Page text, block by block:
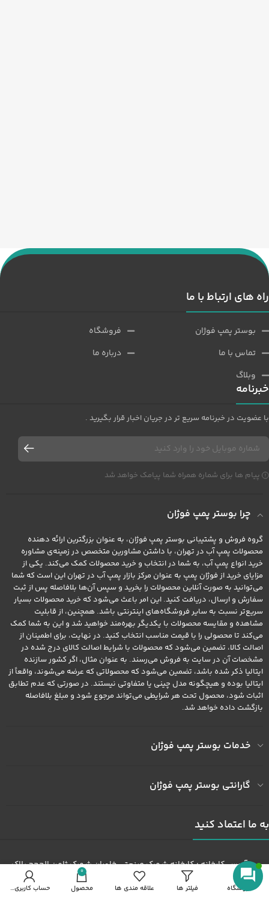
راه های ارتباط با ما
بوستر پمپ فوژان
تماس با ما
وبلاگ
فروشگاه
درباره ما
خبرنامه
با عضویت در خبرنامه سریع تر در جریان اخبار قرار بگیرید .
پیام ها برای شماره همراه شما پیامک خواهد شد
چرا بوستر پمپ فوژان
گروه فروش و پشتیبانی بوستر پمپ فوژان، به عنوان بزرگترین ارائه دهنده
محصولات پمپ آب در تهران، با داشتن مشاورین متخصص در زمینه‌ی مشاوره
خرید انواع پمپ آب، به شما در انتخاب و خرید محصولات کمک می‌کند. یکی از
مزایای خرید از فوژان پمپ به عنوان مرکز بازار پمپ آب در تهران این است که شما
می‌توانید به صورت آنلاین محصولات را بخرید و سپس آن‌ها بلافاصله پس از ثبت
سفارش و ارسال، دریافت کنید. این امر باعث می‌شود که خرید محصولات بسیار
سریع‌تر نسبت به سایر فروشگاه‌های اینترنتی باشد. همچنین، از قابلیت
مشاهده و مقایسه محصولات با یکدیگر بهره‌مند خواهید شد و این به شما کمک
می‌کند تا محصولی را با قیمت مناسب انتخاب کنید. در نهایت، برای اطمینان از
اصالت کالا، تضمین می‌شود که محصولات با شرایط اصالت کالای درج شده در
مشخصات آن در سایت به فروش می‌رسند. به عنوان مثال، اگر کشور سازنده
ایتالیا ذکر شده باشد، تضمین می‌شود که محصولاتی که عرضه می‌شوند، واقعاً از
ایتالیا بوده و هیچگونه مدل چینی یا متفاوتی نیستند. در صورتی که عدم تطابق
اثبات شود، محصول تحت هر شرایطی می‌تواند مرجوع شود و مبلغ بلافاصله
بازگشت داده خواهد شد.
خدمات بوستر پمپ فوژان
گارانتی بوستر پمپ فوژان
به ما اعتماد کنید
آدرس کارخانه : کارخانه شهرک صنعتی خاوران شهرک ثامن الحجج پلاک
492
فروشگاه فیلتر ها علاقه مندی ها
0
محصول حساب کاربری من